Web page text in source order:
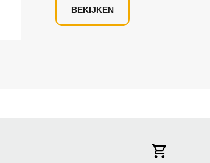
gebouweigenaren niet
uitlaten en vervelende
BEKIJKEN